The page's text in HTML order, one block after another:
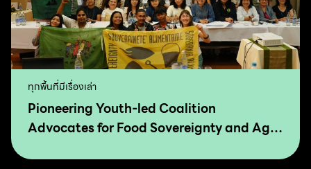
ทุกพื้นที่มีเรื่องเล่า
Pioneering Youth-led Coalition
Advocates for Food Sovereignty and Agro